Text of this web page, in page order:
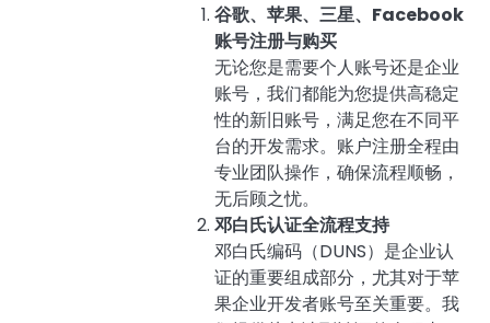
谷歌、苹果、三星、Facebook
账号注册与购买
无论您是需要个人账号还是企业
账号，我们都能为您提供高稳定
性的新旧账号，满足您在不同平
台的开发需求。账户注册全程由
专业团队操作，确保流程顺畅，
无后顾之忧。
邓白氏认证全流程支持
邓白氏编码（DUNS）是企业认
证的重要组成部分，尤其对于苹
果企业开发者账号至关重要。我